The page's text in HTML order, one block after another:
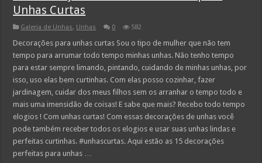
Unhas Curtas
Galeria de Unhas, Unhas 0 582
Decorações para unhas curtas Sou o tipo de mulher que não tem
tempo para arrumar todo tempo minhas unhas. Não tenho tempo
para estar sempre limando, pintando, cuidando de minhas unhas, por
isso, uso elas bem curtinhas. Com elas posso cozinhar, fazer
jardinagem, cuidar dos meus filhos sem os arranhar o tempo todo e
mais uma imensidão de coisas! E sabe que mais? Recebo todo tempo
elogios ! Com unhas curtas! Com essas decorações de unhas você
pode também receber todos os elogios e usar suas unhas lindas e
perfeitas curtinhas. #unhascurtas. Aqui estão as 15 decorações
perfeitas para unhas …